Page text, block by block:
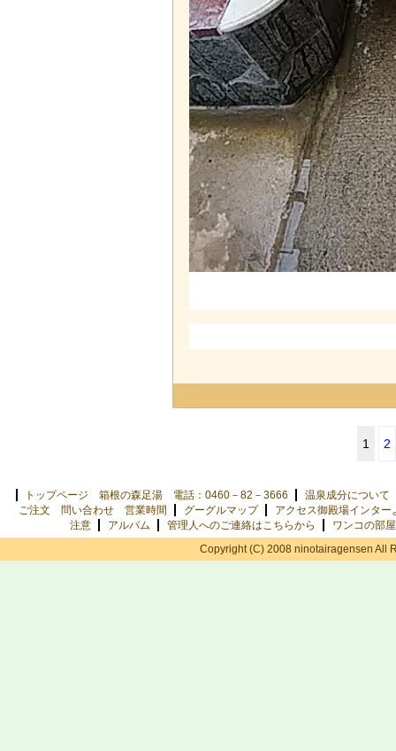
1 2
トップページ 箱根の森足湯 電話：0460－82－3666
温泉成分について
ご注文 問い合わせ 営業時間
グーグルマップ
アクセス御殿場インター
注意
アルバム 管理人へのご連絡はこちらから
ワンコの部屋
Copyright (C) 2008 ninotairagensen All